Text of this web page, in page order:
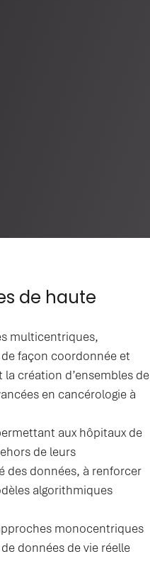
de haute
multicentriques,
façon coordonnée et
création d’ensembles de
en cancérologie à
aux hôpitaux de
de leurs
des données, à renforcer
algorithmiques
monocentriques
données de vie réelle